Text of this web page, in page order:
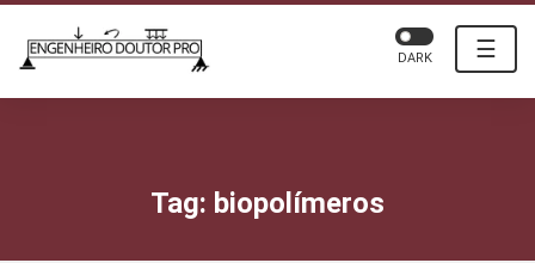
☰
DARK
Tag: biopolímeros